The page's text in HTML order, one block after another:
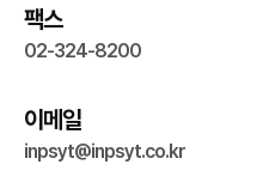
팩스
02-324-8200
이메일
inpsyt@inpsyt.co.kr